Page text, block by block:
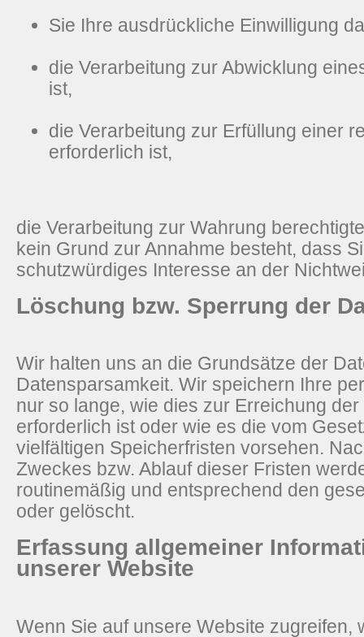
Sie Ihre ausdrückliche Einwilligung
die Verarbeitung zur Abwicklung
ist,
die Verarbeitung zur Erfüllung einer
erforderlich ist,
die Verarbeitung zur Wahrung
kein Grund zur Annahme besteht, dass
schutzwürdiges Interesse an der
Löschung bzw. Sperrung der
Wir halten uns an die Grundsätze der
Datensparsamkeit. Wir speichern Ihre
nur so lange, wie dies zur Erreichung
erforderlich ist oder wie es die vom
vielfältigen Speicherfristen vorsehen.
Zweckes bzw. Ablauf dieser Fristen
routinemäßig und entsprechend den
oder gelöscht.
Erfassung allgemeiner
unserer Website
Wenn Sie auf unsere Website zugreifen,